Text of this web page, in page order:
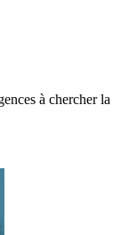
à chercher la